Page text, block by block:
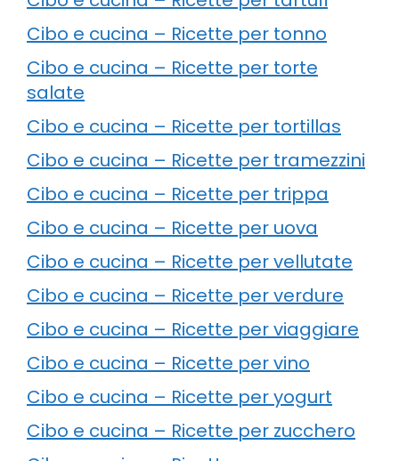
Cibo e cucina – Ricette per tonno
Cibo e cucina – Ricette per torte
salate
Cibo e cucina – Ricette per tortillas
Cibo e cucina – Ricette per tramezzini
Cibo e cucina – Ricette per trippa
Cibo e cucina – Ricette per uova
Cibo e cucina – Ricette per vellutate
Cibo e cucina – Ricette per verdure
Cibo e cucina – Ricette per viaggiare
Cibo e cucina – Ricette per vino
Cibo e cucina – Ricette per yogurt
Cibo e cucina – Ricette per zucchero